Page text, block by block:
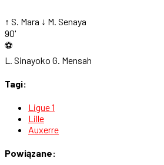
↑ S. Mara ↓ M. Senaya
90'
⚽
L. Sinayoko G. Mensah
Tagi:
Ligue 1
Lille
Auxerre
Powiązane: